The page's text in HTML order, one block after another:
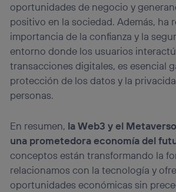
oportunidades de negocio y
positivo en la sociedad. Además, ha
importancia de la confianza y la
entorno donde los usuarios
transacciones digitales, es esencial
protección de los datos y la
personas.
En resumen, la Web3 y el
una prometedora economía del
conceptos están transformando la
relacionamos con la tecnología y
oportunidades económicas sin